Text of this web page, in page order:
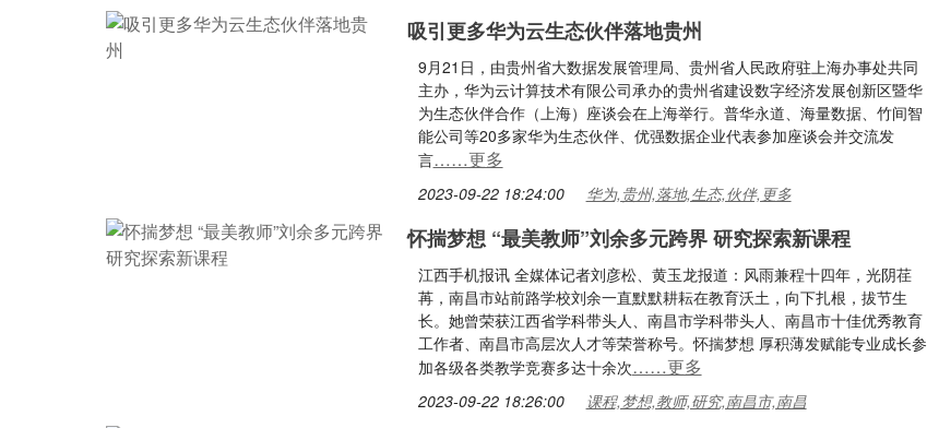
吸引更多华为云生态伙伴落地贵州
9月21日，由贵州省大数据发展管理局、贵州省人民政府驻上海办事处共同
主办，华为云计算技术有限公司承办的贵州省建设数字经济发展创新区暨华
为生态伙伴合作（上海）座谈会在上海举行。普华永道、海量数据、竹间智
能公司等20多家华为生态伙伴、优强数据企业代表参加座谈会并交流发
言……更多
2023-09-22 18:24:00 华为,贵州,落地,生态,伙伴,更多
怀揣梦想 “最美教师”刘余多元跨界 研究探索新课程
江西手机报讯 全媒体记者刘彦松、黄玉龙报道：风雨兼程十四年，光阴荏
苒，南昌市站前路学校刘余一直默默耕耘在教育沃土，向下扎根，拔节生
长。她曾荣获江西省学科带头人、南昌市学科带头人、南昌市十佳优秀教育
工作者、南昌市高层次人才等荣誉称号。怀揣梦想 厚积薄发赋能专业成长参
加各级各类教学竞赛多达十余次……更多
2023-09-22 18:26:00 课程,梦想,教师,研究,南昌市,南昌